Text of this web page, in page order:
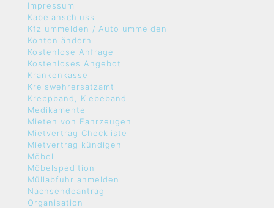
Impressum
Kabelanschluss
Kfz ummelden / Auto ummelden
Konten ändern
Kostenlose Anfrage
Kostenloses Angebot
Krankenkasse
Kreiswehrersatzamt
Kreppband, Klebeband
Medikamente
Mieten von Fahrzeugen
Mietvertrag Checkliste
Mietvertrag kündigen
Möbel
Möbelspedition
Müllabfuhr anmelden
Nachsendeantrag
Organisation